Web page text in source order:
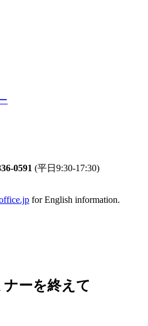
0591 (平日9:30-17:30)
for English information.
ーを終えて